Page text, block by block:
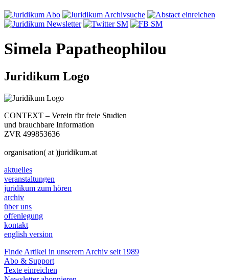
Simela Papatheophilou
Juridikum Logo
CONTEXT – Verein für freie Studien
und brauchbare Information
ZVR 499853636
organisation( at )juridikum.at
aktuelles
veranstaltungen
juridikum zum hören
archiv
über uns
offenlegung
kontakt
english version
Finde Artikel in unserem Archiv seit 1989
Abo & Support
Texte einreichen